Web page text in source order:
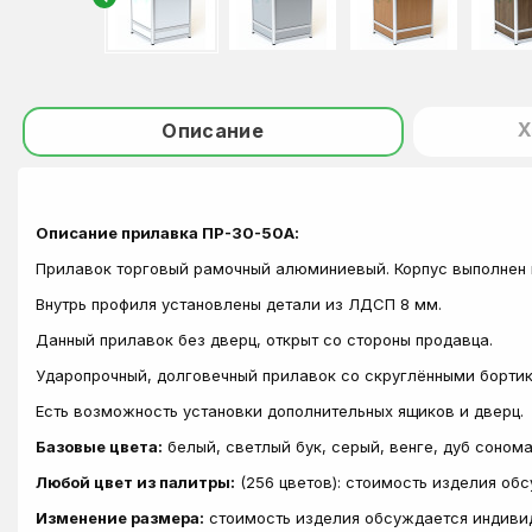
Описание
Описание прилавка ПР-30-50А:
Прилавок торговый рамочный алюминиевый. Корпус
Внутрь профиля установлены детали из ЛДСП 8 мм.
Данный прилавок без дверц, открыт со стороны продавца.
Ударопрочный, долговечный прилавок со скруглёнными
Есть возможность установки дополнительных ящиков и дверц.
Базовые цвета: белый, светлый бук, серый, венге, дуб
Любой цвет из палитры: (256 цветов): стоимость изделия
Изменение размера: стоимость изделия обсуждается